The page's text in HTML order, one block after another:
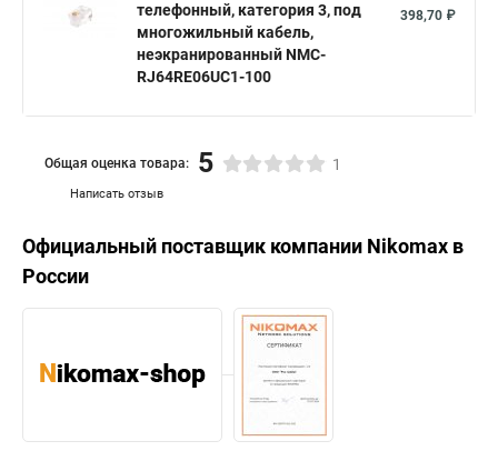
телефонный, категория 3, под
многожильный кабель,
неэкранированный NMC-
RJ64RE06UC1-100
398,70 ₽
Написать отзыв
Общая оценка товара: 5 1
Официальный поставщик компании Nikomax в
России